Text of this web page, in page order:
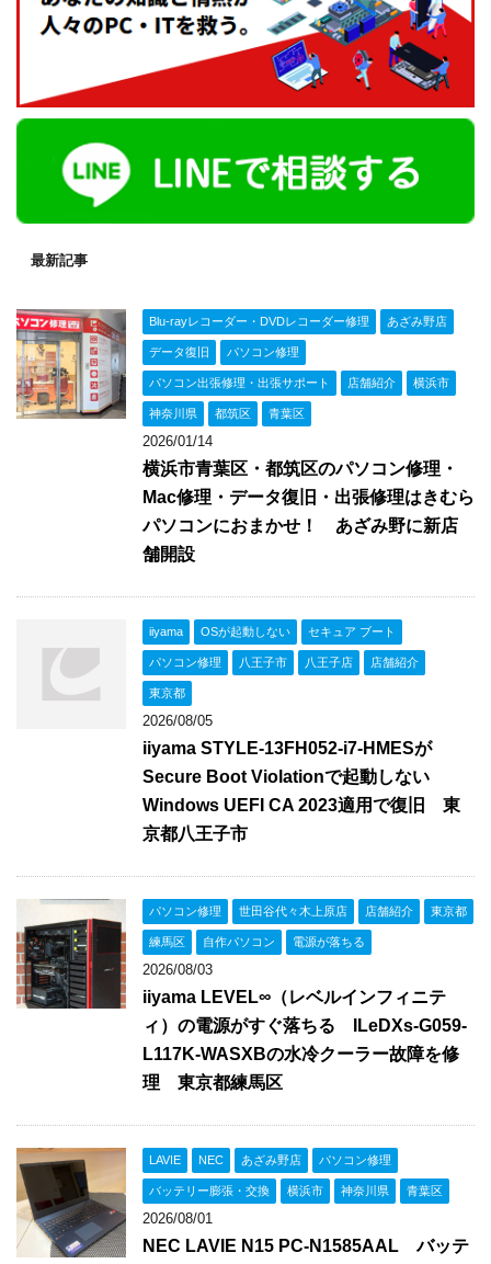
最新記事
Blu-rayレコーダー・DVDレコーダー修理 あざみ野店
データ復旧 パソコン修理
パソコン出張修理・出張サポート 店舗紹介 横浜市
神奈川県 都筑区 青葉区
2026/01/14
横浜市青葉区・都筑区のパソコン修理・
Mac修理・データ復旧・出張修理はきむら
パソコンにおまかせ！ あざみ野に新店
舗開設
iiyama OSが起動しない セキュア ブート
パソコン修理 八王子市 八王子店 店舗紹介
東京都
2026/08/05
iiyama STYLE-13FH052-i7-HMESが
Secure Boot Violationで起動しない
Windows UEFI CA 2023適用で復旧 東
京都八王子市
パソコン修理 世田谷代々木上原店 店舗紹介 東京都
練馬区 自作パソコン 電源が落ちる
2026/08/03
iiyama LEVEL∞（レベルインフィニテ
ィ）の電源がすぐ落ちる ILeDXs-G059-
L117K-WASXBの水冷クーラー故障を修
理 東京都練馬区
LAVIE NEC あざみ野店 パソコン修理
バッテリー膨張・交換 横浜市 神奈川県 青葉区
2026/08/01
NEC LAVIE N15 PC-N1585AAL バッテ